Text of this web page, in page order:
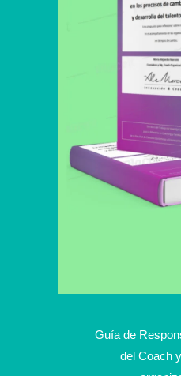
Guía de
del Coach